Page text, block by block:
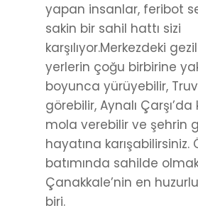
yapan insanlar, feribot
sakin bir sahil hattı sizi
karşılıyor.Merkezdeki
yerlerin çoğu birbirine
boyunca yürüyebilir,
görebilir, Aynalı Çarşı’da
mola verebilir ve şehrin
hayatına karışabilirsiniz.
batımında sahilde
Çanakkale’nin en
biri.